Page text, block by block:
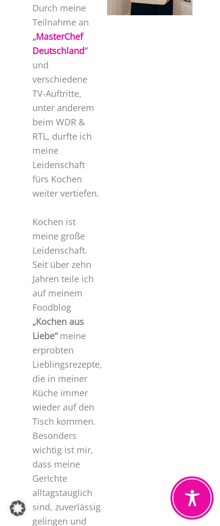
Kochen ist
meine große
Leidenschaft.
Seit über zehn
Jahren teile ich
auf meinem
Foodblog
„Kochen aus
Liebe“meine
erprobten
Lieblingsrezepte,
die in meiner
Küche immer
wieder auf den
Tisch kommen.
Besonders
wichtig ist mir,
dass meine
Gerichte
alltagstauglich
sind, zuverlässig
gelingen und
Durch meine
Teilnahme an
„MasterChef
Deutschland“
und
verschiedene
TV-Auftritte,
unter anderem
beim WDR &
RTL, durfte ich
meine
Leidenschaft
fürs Kochen
weiter vertiefen.